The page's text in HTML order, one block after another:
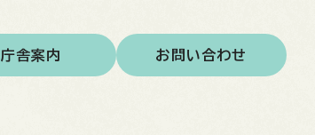
庁舎案内 お問い合わせ